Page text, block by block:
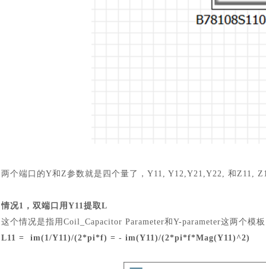
两个端口的Y和Z参数就是四个量了，Y11, Y12,Y21,Y22, 和Z11,
情况1，双端口用Y11提取L
这个情况是指用 Coil_Capacitor Parameter和Y-parameter这两个模
L11 = im(1/Y11)/(2*pi*f) = - im(Y11)/(2*pi*f*Mag(Y11)^2)